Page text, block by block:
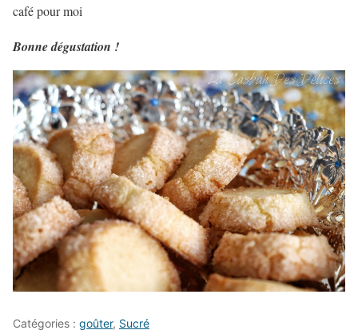
café pour moi
Bonne dégustation !
Catégories : goûter, Sucré